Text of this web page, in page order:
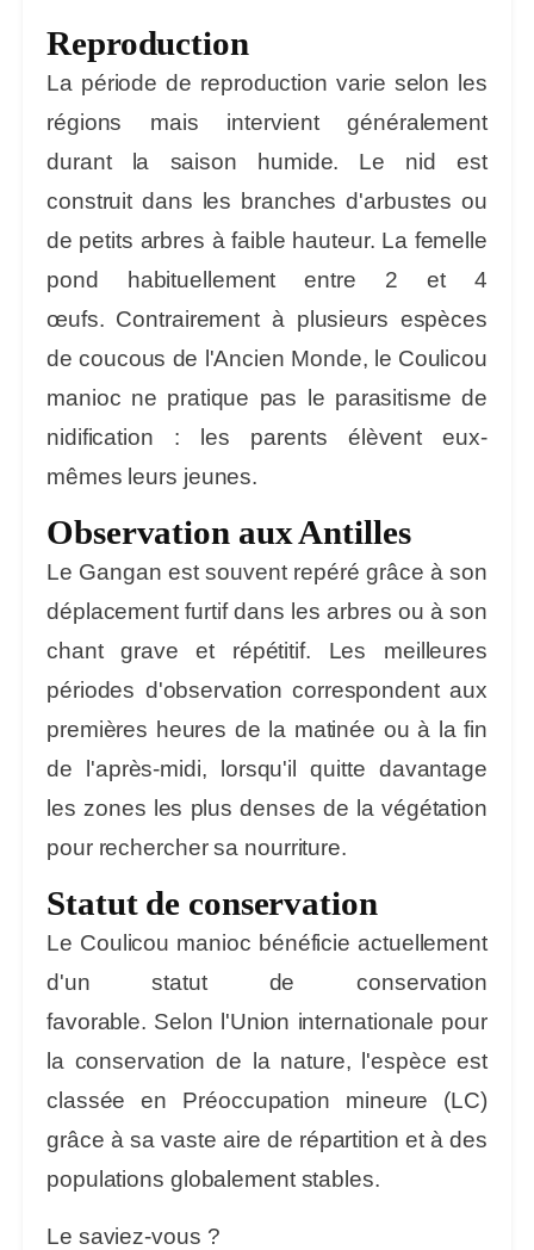
Reproduction
La période de reproduction varie selon les
régions mais intervient généralement
durant la saison humide. Le nid est
construit dans les branches d'arbustes ou
de petits arbres à faible hauteur. La femelle
pond habituellement entre 2 et 4
œufs. Contrairement à plusieurs espèces
de coucous de l'Ancien Monde, le Coulicou
manioc ne pratique pas le parasitisme de
nidification : les parents élèvent eux-
mêmes leurs jeunes.
Observation aux Antilles
Le Gangan est souvent repéré grâce à son
déplacement furtif dans les arbres ou à son
chant grave et répétitif. Les meilleures
périodes d'observation correspondent aux
premières heures de la matinée ou à la fin
de l'après-midi, lorsqu'il quitte davantage
les zones les plus denses de la végétation
pour rechercher sa nourriture.
Statut de conservation
Le Coulicou manioc bénéficie actuellement
d'un statut de conservation
favorable. Selon l'Union internationale pour
la conservation de la nature, l'espèce est
classée en Préoccupation mineure (LC)
grâce à sa vaste aire de répartition et à des
populations globalement stables.
Le saviez-vous ?